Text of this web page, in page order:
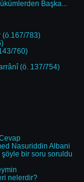
Başka...
(ö.167/783)
760)
(ö. 137/754)
Nasuriddin Albani
bir soru soruldu
nelerdir?